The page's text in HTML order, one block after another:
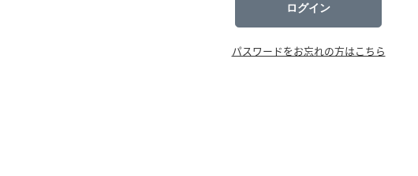
ログイン
パスワードをお忘れの方はこちら